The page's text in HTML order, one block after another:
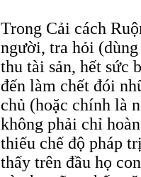
Trong Cải cách
người, tra hỏi
thu tài sản, hết sức
đến làm chết đói
chủ (hoặc chính là
không phải chỉ
thiếu chế độ pháp
thấy trên đầu họ